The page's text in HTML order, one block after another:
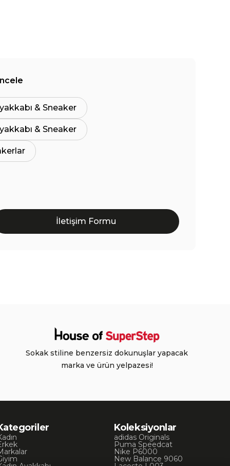
& Sneaker
& Sneaker
İletişim Formu
Sokak stiline benzersiz dokunuşlar yapacak
marka ve ürün yelpazesi!
Koleksiyonlar
adidas Originals
Puma Speedcat
Nike P6000
New Balance 9060